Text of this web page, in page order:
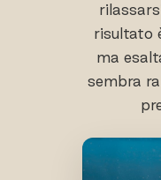
risultato
ma
sembra